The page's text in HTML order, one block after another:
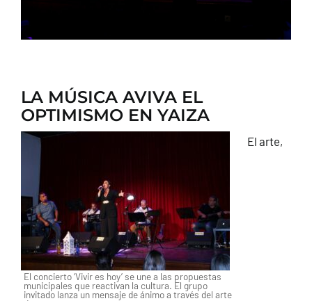
LA MÚSICA AVIVA EL
OPTIMISMO EN YAIZA
El concierto ‘Vivir es hoy’ se une a las propuestas
municipales que reactivan la cultura. El grupo
invitado lanza un mensaje de ánimo a través del arte
El arte,